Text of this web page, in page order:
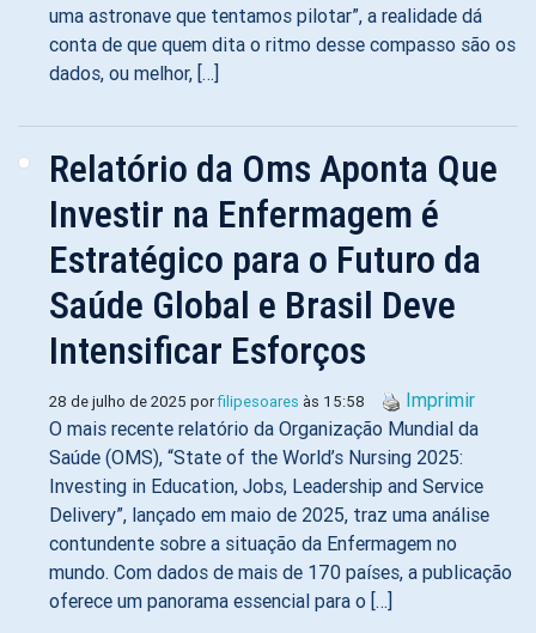
uma astronave que tentamos pilotar”, a realidade dá
conta de que quem dita o ritmo desse compasso são os
dados, ou melhor, […]
Relatório da Oms Aponta Que
Investir na Enfermagem é
Estratégico para o Futuro da
Saúde Global e Brasil Deve
Intensificar Esforços
28 de julho de 2025 porfilipesoares às 15:58
Imprimir
O mais recente relatório da Organização Mundial da
Saúde (OMS), “State of the World’s Nursing 2025:
Investing in Education, Jobs, Leadership and Service
Delivery”, lançado em maio de 2025, traz uma análise
contundente sobre a situação da Enfermagem no
mundo. Com dados de mais de 170 países, a publicação
oferece um panorama essencial para o […]